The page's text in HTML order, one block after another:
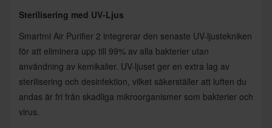
Sterilisering med UV-Ljus
Smartmi Air Purifier 2 integrerar den senaste UV-ljustekniken
för att eliminera upp till 99% av alla bakterier utan
användning av kemikalier. UV-ljuset ger en extra lag av
sterilisering och desinfektion, vilket säkerställer att luften du
andas är fri från skadliga mikroorganismer som bakterier och
virus.